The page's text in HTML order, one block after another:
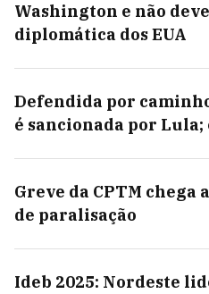
Washington e não
diplomática dos EUA
Defendida por
é sancionada por
Greve da CPTM chega
de paralisação
Ideb 2025: Nordeste